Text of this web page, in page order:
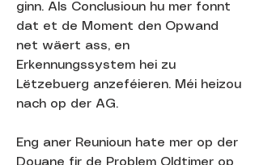
ginn. Als Conclusioun hu mer fonnt
dat et de Moment den Opwand
net wäert ass, en
Erkennungssystem hei zu
Lëtzebuerg anzeféieren. Méi heizou
nach op der AG.
Eng aner Reunioun hate mer op der
Douane fir de Problem Oldtimer op